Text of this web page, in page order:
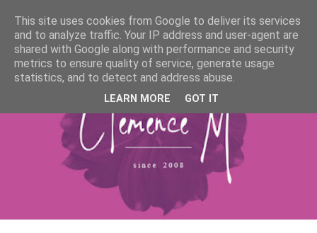
This site uses cookies from Google to deliver its services
and to analyze traffic. Your IP address and user-agent are
shared with Google along with performance and security
metrics to ensure quality of service, generate usage
statistics, and to detect and address abuse.
LEARN MORE GOT IT